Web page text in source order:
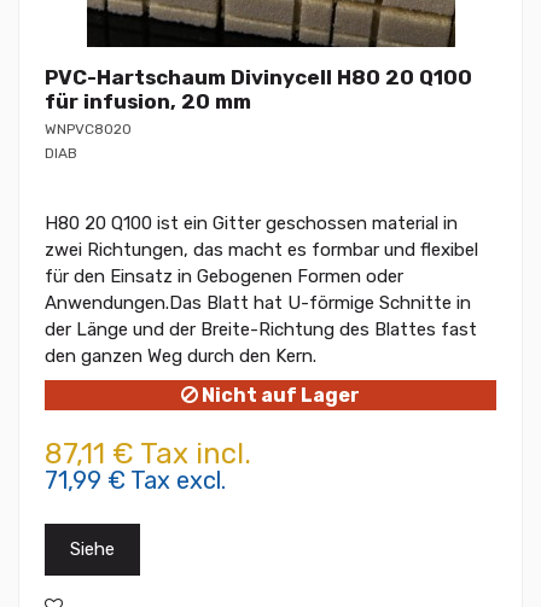
PVC-Hartschaum Divinycell H80 20 Q100
für infusion, 20 mm
WNPVC8020
DIAB
H80 20 Q100 ist ein Gitter geschossen material in
zwei Richtungen, das macht es formbar und flexibel
für den Einsatz in Gebogenen Formen oder
Anwendungen.Das Blatt hat U-förmige Schnitte in
der Länge und der Breite-Richtung des Blattes fast
den ganzen Weg durch den Kern.
Nicht auf Lager
87,11 € Tax incl.
71,99 € Tax excl.
Siehe